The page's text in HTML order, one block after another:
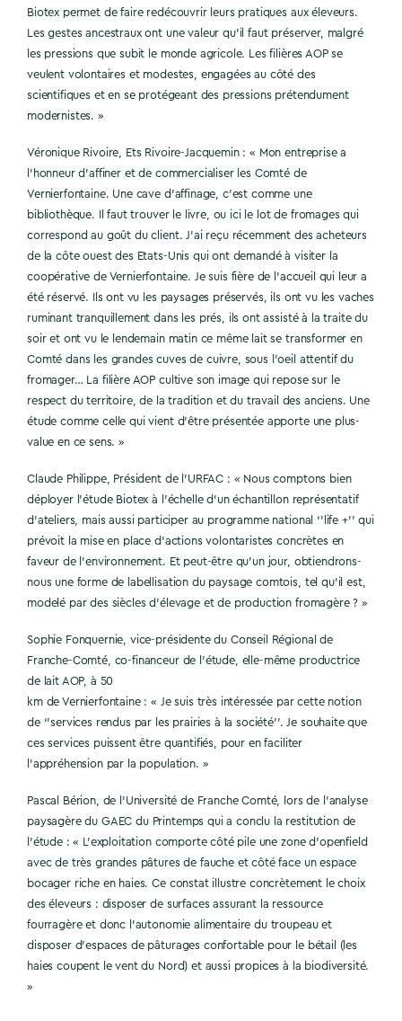
Biotex permet de faire redécouvrir leurs pratiques aux éleveurs.
Les gestes ancestraux ont une valeur qu’il faut préserver, malgré
les pressions que subit le monde agricole. Les filières AOP se
veulent volontaires et modestes, engagées au côté des
scientifiques et en se protégeant des pressions prétendument
modernistes. »
Véronique Rivoire, Ets Rivoire-Jacquemin : « Mon entreprise a
l’honneur d’affiner et de commercialiser les Comté de
Vernierfontaine. Une cave d’affinage, c’est comme une
bibliothèque. Il faut trouver le livre, ou ici le lot de fromages qui
correspond au goût du client. J’ai reçu récemment des acheteurs
de la côte ouest des Etats-Unis qui ont demandé à visiter la
coopérative de Vernierfontaine. Je suis fière de l’accueil qui leur a
été réservé. Ils ont vu les paysages préservés, ils ont vu les vaches
ruminant tranquillement dans les prés, ils ont assisté à la traite du
soir et ont vu le lendemain matin ce même lait se transformer en
Comté dans les grandes cuves de cuivre, sous l’oeil attentif du
fromager… La filière AOP cultive son image qui repose sur le
respect du territoire, de la tradition et du travail des anciens. Une
étude comme celle qui vient d’être présentée apporte une plus-
value en ce sens. »
Claude Philippe, Président de l’URFAC : « Nous comptons bien
déployer l’étude Biotex à l’échelle d’un échantillon représentatif
d’ateliers, mais aussi participer au programme national ‘’life +’’ qui
prévoit la mise en place d’actions volontaristes concrètes en
faveur de l’environnement. Et peut-être qu’un jour, obtiendrons-
nous une forme de labellisation du paysage comtois, tel qu’il est,
modelé par des siècles d’élevage et de production fromagère ? »
Sophie Fonquernie, vice-présidente du Conseil Régional de
Franche-Comté, co-financeur de l’étude, elle-même productrice
de lait AOP, à 50
km de Vernierfontaine : « Je suis très intéressée par cette notion
de ‘’services rendus par les prairies à la société’’. Je souhaite que
ces services puissent être quantifiés, pour en faciliter
l’appréhension par la population. »
Pascal Bérion, de l’Université de Franche Comté, lors de l’analyse
paysagère du GAEC du Printemps qui a conclu la restitution de
l’étude : « L’exploitation comporte côté pile une zone d’openfield
avec de très grandes pâtures de fauche et côté face un espace
bocager riche en haies. Ce constat illustre concrètement le choix
des éleveurs : disposer de surfaces assurant la ressource
fourragère et donc l’autonomie alimentaire du troupeau et
disposer d’espaces de pâturages confortable pour le bétail (les
haies coupent le vent du Nord) et aussi propices à la biodiversité.
»